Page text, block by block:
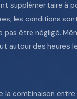
supplémentaire à
les conditions
pas être négligé.
autour des heures
combinaison